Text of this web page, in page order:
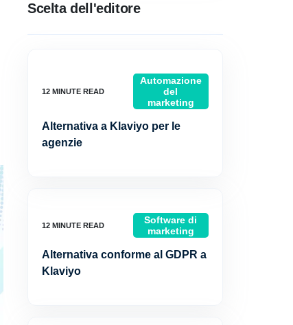
Scelta dell'editore
Automazione
del
marketing
Alternativa a Klaviyo per le
agenzie
Software di
marketing
Alternativa conforme al GDPR a
Klaviyo